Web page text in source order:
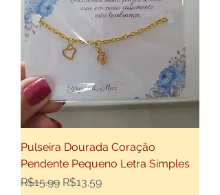
Pulseira Dourada Coração
Pendente Pequeno Letra Simples
Regular Price
R$15.99 Sale Price
R$13.59